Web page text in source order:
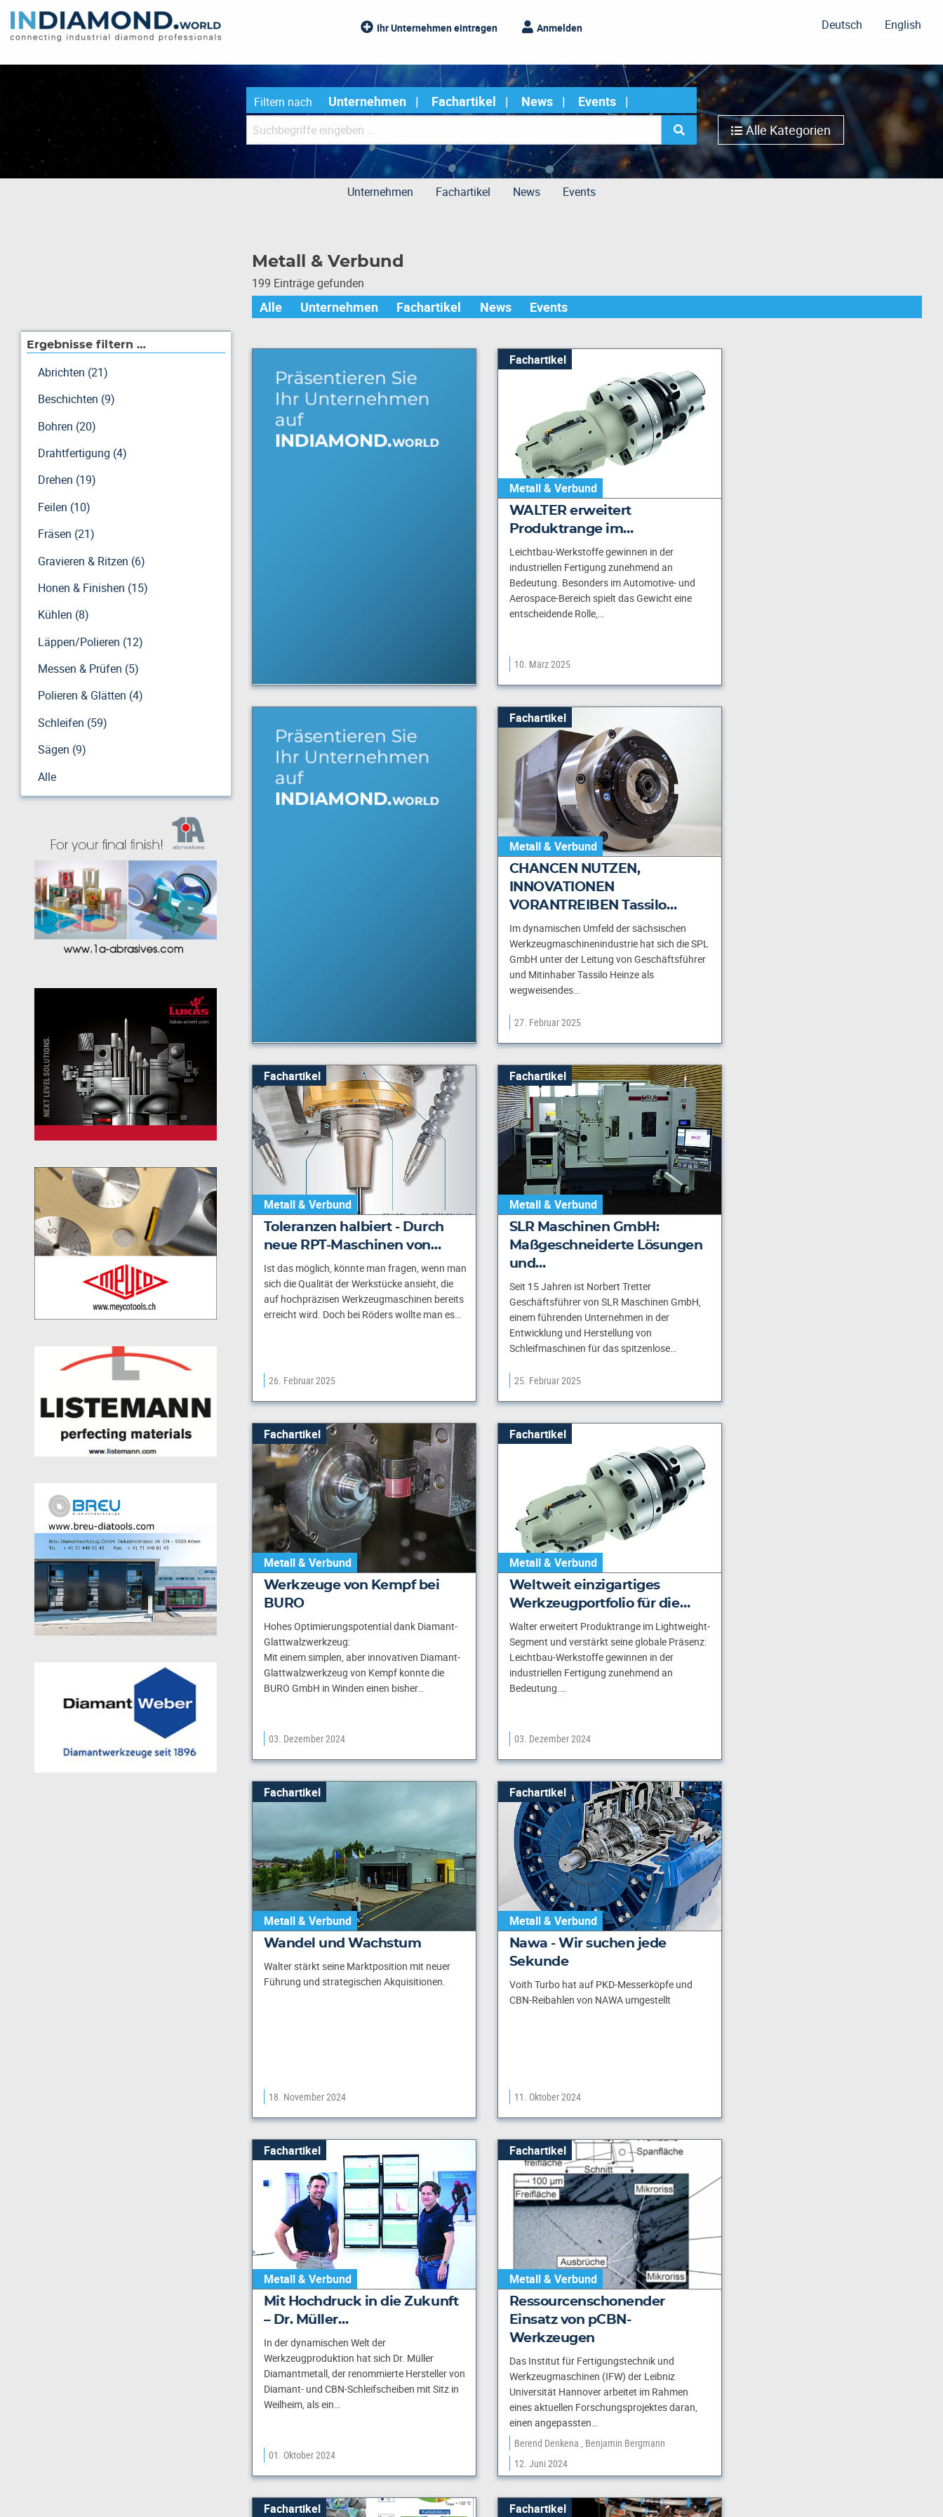
Ihr Unternehmen eintragen Anmelden Deutsch English
Filtern nach Unternehmen Fachartikel News
Events
Alle Kategorien
Unternehmen Fachartikel News Events
Metall & Verbund
199 Einträge gefunden
Alle Unternehmen Fachartikel News Events
Ergebnisse filtern …
Abrichten (21)
Beschichten (9)
Bohren (20)
Drahtfertigung (4)
Drehen (19)
Feilen (10)
Fräsen (21)
Gravieren & Ritzen (6)
Honen & Finishen (15)
Kühlen (8)
Läppen/Polieren (12)
Messen & Prüfen (5)
Polieren & Glätten (4)
Schleifen (59)
Sägen (9)
Alle
Fachartikel
Metall & Verbund
WALTER erweitert
Produktrange im…
Leichtbau-Werkstoffe gewinnen in der
industriellen Fertigung zunehmend an
Bedeutung. Besonders im Automotive- und
Aerospace-Bereich spielt das Gewicht eine
entscheidende Rolle,…
10. März 2025
Fachartikel
Metall & Verbund
CHANCEN NUTZEN,
INNOVATIONEN
VORANTREIBEN Tassilo…
Im dynamischen Umfeld der sächsischen
Werkzeugmaschinenindustrie hat sich die SPL
GmbH unter der Leitung von Geschäftsführer
und Mitinhaber Tassilo Heinze als
wegweisendes…
27. Februar 2025
Fachartikel
Metall & Verbund
Toleranzen halbiert - Durch
neue RPT-Maschinen von…
Ist das möglich, könnte man fragen, wenn man
sich die Qualität der Werkstücke ansieht, die
auf hochpräzisen Werkzeugmaschinen bereits
erreicht wird. Doch bei Röders wollte man es…
26. Februar 2025
Fachartikel
Metall & Verbund
SLR Maschinen GmbH:
Maßgeschneiderte Lösungen
und…
Seit 15 Jahren ist Norbert Tretter
Geschäftsführer von SLR Maschinen GmbH,
einem führenden Unternehmen in der
Entwicklung und Herstellung von
Schleifmaschinen für das spitzenlose…
25. Februar 2025
Fachartikel
Metall & Verbund
Werkzeuge von Kempf bei
BURO
Hohes Optimierungspotential dank Diamant-
Glattwalzwerkzeug:
Mit einem simplen, aber innovativen Diamant-
Glattwalzwerkzeug von Kempf konnte die
BURO GmbH in Winden einen bisher…
03. Dezember 2024
Fachartikel
Metall & Verbund
Weltweit einzigartiges
Werkzeugportfolio für die…
Walter erweitert Produktrange im Lightweight-
Segment und verstärkt seine globale Präsenz:
Leichtbau-Werkstoffe gewinnen in der
industriellen Fertigung zunehmend an
Bedeutung.…
03. Dezember 2024
Fachartikel
Metall & Verbund
Wandel und Wachstum
Walter stärkt seine Marktposition mit neuer
Führung und strategischen Akquisitionen.
18. November 2024
Fachartikel
Metall & Verbund
Nawa - Wir suchen jede
Sekunde
Voith Turbo hat auf PKD-Messerköpfe und
CBN-Reibahlen von NAWA umgestellt
11. Oktober 2024
Fachartikel
Metall & Verbund
Mit Hochdruck in die Zukunft
– Dr. Müller…
In der dynamischen Welt der
Werkzeugproduktion hat sich Dr. Müller
Diamantmetall, der renommierte ­Hersteller von
Diamant- und CBN-Schleifscheiben mit Sitz in
Weilheim, als ein…
01. Oktober 2024
Fachartikel
Metall & Verbund
Ressourcenschonender
Einsatz von pCBN-
Werkzeugen
Das Institut für Fertigungstechnik und
Werkzeugmaschinen (IFW) der Leibniz
Universität Hannover arbeitet im Rahmen
eines aktuellen Forschungsprojektes daran,
einen angepassten…
Berend Denkena Benjamin Bergmann
12. Juni 2024
Fachartikel Fachartikel